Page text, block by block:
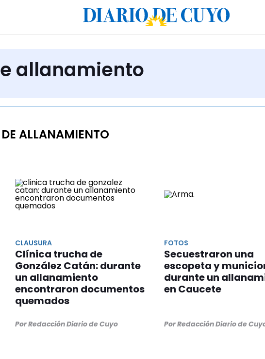
allanamiento
ALLANAMIENTO
CLAUSURA
Clínica trucha de
González Catán: durante
un allanamiento
encontraron documentos
quemados
Por Redacción Diario de Cuyo
FOTOS
Secuestraron una
escopeta y
durante un
en Caucete
Por Redacción Diario de